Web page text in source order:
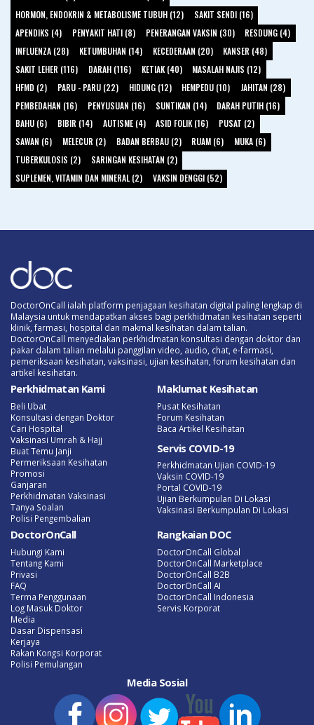
HORMON, ENDOKRIN & METABOLISME TUBUH (12)
SAKIT SENDI (16)
APENDIKS (4)
PENYAKIT HATI (8) PENERANGAN VAKSIN (30)
RESDUNG (4)
INFLUENZA (28)
KETUMBUHAN (14) KECEDERAAN (20)
KANSER (48)
SAKIT LEHER (116)
DARAH (116) KETIAK (40)
MASALAH NAJIS (12)
HFMD (2)
PARU - PARU (22) HIDUNG (12) HEMPEDU (10)
JAHITAN (28)
PEMBEDAHAN (16)
PENYUSUAN (16) SUNTIKAN (14)
DARAH PUTIH (16)
BAHU (6)
BIBIR (14) AUTISME (4) ASID FOLIK (16)
PUSAT (2)
SAWAN (6)
MELECUR (2) BADAN BERBAU (2) RUAM (6)
MUKA (6)
TUBERKULOSIS (2)
SARINGAN KESIHATAN (2)
SUPLEMEN, VITAMIN DAN MINERAL (2)
VAKSIN DENGGI (52)
DoctorOnCall ialah platform penjagaan kesihatan digital paling lengkap di
Malaysia untuk mendapatkan akses bagi perkhidmatan kesihatan seperti
klinik, farmasi, hospital dan makmal kesihatan dalam talian.
DoctorOnCall menyediakan perkhidmatan konsultasi dengan doktor dan
pakar dalam talian melalui panggilan video, audio, chat, e-farmasi,
pemeriksaan kesihatan, vaksinasi, ujian kesihatan, forum kesihatan dan
artikel kesihatan.
Perkhidmatan Kami
Beli Ubat
Konsultasi dengan Doktor
Cari Hospital
Vaksinasi Umrah & Hajj
Buat Temu Janji
Permeriksaan Kesihatan
Promosi
Ganjaran
Perkhidmatan Vaksinasi
Tanya Soalan
Polisi Pengembalian
Maklumat Kesihatan
Pusat Kesihatan
Forum Kesihatan
Baca Artikel Kesihatan
Servis COVID-19
Perkhidmatan Ujian COVID-19
Vaksin COVID-19
Portal COVID-19
Ujian Berkumpulan Di Lokasi
Vaksinasi Berkumpulan Di Lokasi
DoctorOnCall
Hubungi Kami
Tentang Kami
Privasi
FAQ
Terma Penggunaan
Log Masuk Doktor
Media
Dasar Dispensasi
Kerjaya
Rakan Kongsi Korporat
Polisi Pemulangan
Rangkaian DOC
DoctorOnCall Global
DoctorOnCall Marketplace
DoctorOnCall B2B
DoctorOnCall AI
DoctorOnCall Indonesia
Servis Korporat
Media Sosial